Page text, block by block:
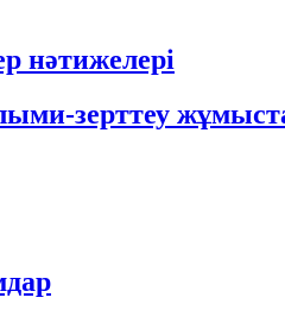
нәтижелері
зерттеу